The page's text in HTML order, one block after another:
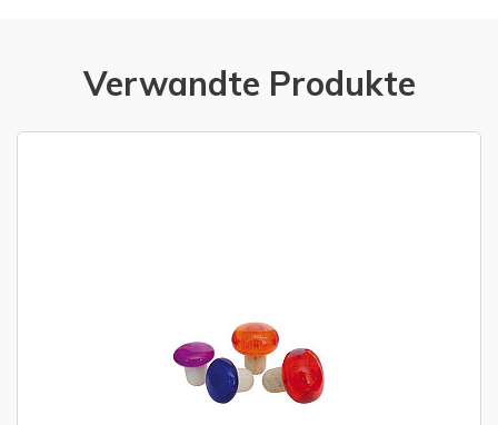
Verwandte Produkte